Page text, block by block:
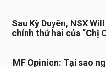
Sau Kỳ Duyên, NSX
chính thứ hai của “Chị
MF Opinion: Tại sao